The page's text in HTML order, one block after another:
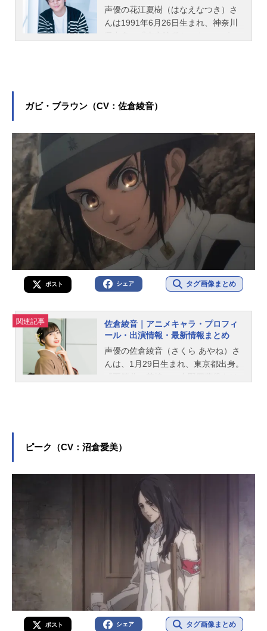
声優の花江夏樹（はなえなつき）さ
んは1991年6月26日生まれ、神奈川
ススメ記事をご紹介！
ガビ・ブラウン（CV：佐倉綾音）
ポスト シェア タグ画像まとめ
関連記事
佐倉綾音｜アニメキャラ・プロフィ
ール・出演情報・最新情報まとめ
声優の佐倉綾音（さくら あやね）さ
んは、1月29日生まれ、東京都出身。
記事をご紹介！
ピーク（CV：沼倉愛美）
ポスト シェア タグ画像まとめ